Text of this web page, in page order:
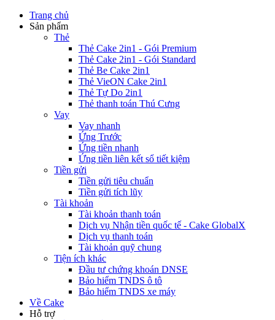
Trang chủ
Sản phẩm
Thẻ
Thẻ Cake 2in1 - Gói Premium
Thẻ Cake 2in1 - Gói Standard
Thẻ Be Cake 2in1
Thẻ VieON Cake 2in1
Thẻ Tự Do 2in1
Thẻ thanh toán Thú Cưng
Vay
Vay nhanh
Ứng Trước
Ứng tiền nhanh
Ứng tiền liên kết sổ tiết kiệm
Tiền gửi
Tiền gửi tiêu chuẩn
Tiền gửi tích lũy
Tài khoản
Tài khoản thanh toán
Dịch vụ Nhận tiền quốc tế - Cake GlobalX
Dịch vụ thanh toán
Tài khoản quỹ chung
Tiện ích khác
Đầu tư chứng khoán DNSE
Bảo hiểm TNDS ô tô
Bảo hiểm TNDS xe máy
Về Cake
Hỗ trợ